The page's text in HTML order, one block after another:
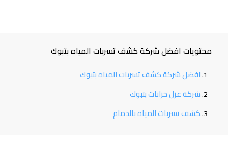
محتويات افضل شركة كشف تسربات المياه بتبوك
افضل شركة كشف تسربات المياه بتبوك
شركة عزل خزانات بتبوك
كشف تسربات المياه بالدمام